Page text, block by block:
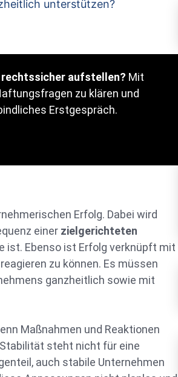
unterstützen?
aufstellen? Mit
zu klären und
Erstgespräch.
Erfolg. Dabei wird
einer zielgerichteten
ist. Ebenso ist Erfolg verknüpft mit
zu können. Es müssen
ganzheitlich sowie mit
Maßnahmen und Reaktionen
steht nicht für eine
auch stabile Unternehmen